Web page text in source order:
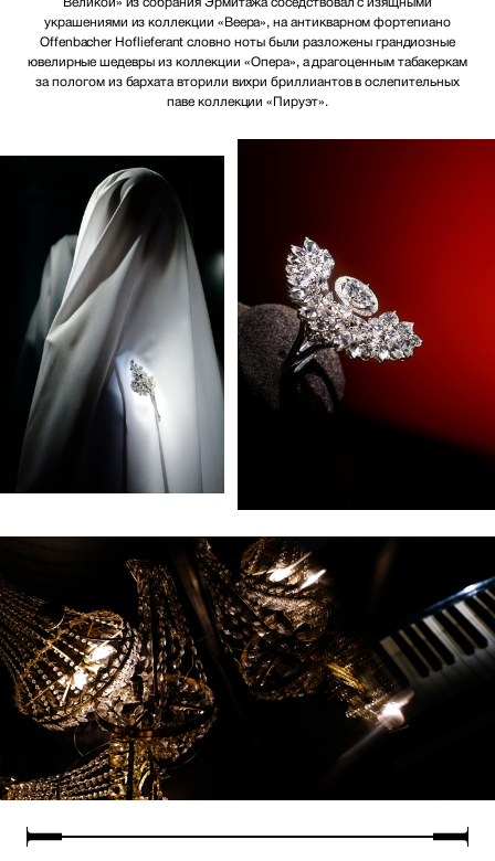
Великой» из собрания Эрмитажа соседствовал с изящными
украшениями из коллекции «Веера», на антикварном фортепиано
Offenbacher Hoflieferant словно ноты были разложены грандиозные
ювелирные шедевры из коллекции «Опера», а драгоценным табакеркам
за пологом из бархата вторили вихри бриллиантов в ослепительных
паве коллекции «Пируэт».